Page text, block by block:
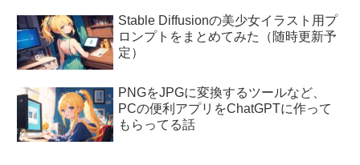
Stable Diffusionの美少女イラスト用プ
ロンプトをまとめてみた（随時更新予
定）
PNGをJPGに変換するツールなど、
PCの便利アプリをChatGPTに作って
もらってる話